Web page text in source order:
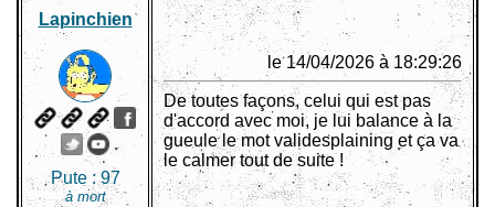
Lapinchien
Pute :97
à mort
le 14/04/2026 à 18:29:26
De toutes façons, celui qui est pas
d'accord avec moi, je lui balance à la
gueule le mot validesplaining et ça va
le calmer tout de suite !